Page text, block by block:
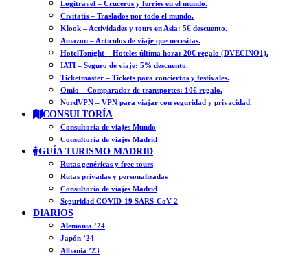
Logitravel – Cruceros y ferries en el mundo.
Civitatis – Traslados por todo el mundo.
Klook – Actividades y tours en Asia: 5€ descuento.
Amazon – Artículos de viaje que necesitas.
HotelTonight – Hoteles última hora: 20€ regalo (DVECINO1).
IATI – Seguro de viaje: 5% descuento.
Ticketmaster – Tickets para conciertos y festivales.
Omio – Comparador de transportes: 10€ regalo.
NordVPN – VPN para viajar con seguridad y privacidad.
CONSULTORÍA
Consultoría de viajes Mundo
Consultoría de viajes Madrid
GUÍA TURISMO MADRID
Rutas genéricas y free tours
Rutas privadas y personalizadas
Consultoría de viajes Madrid
Seguridad COVID-19 SARS-CoV-2
DIARIOS
Alemania ’24
Japón ’24
Albania ’23